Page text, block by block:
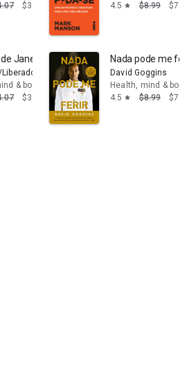
$3.11
4.5 star $8.99 $7.55
de Janeiro Ed. 80: “Somos todos Vinícius Jr”,
Liberado Junior
& body
$3.11
Nada pode me ferir
David Goggins
Health, mind & body
4.5 star $8.99 $7.55